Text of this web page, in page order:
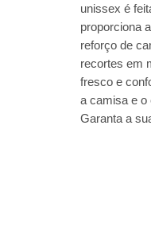
unissex é
proporciona
reforço de
recortes em
fresco e
a camisa e o
Garanta a